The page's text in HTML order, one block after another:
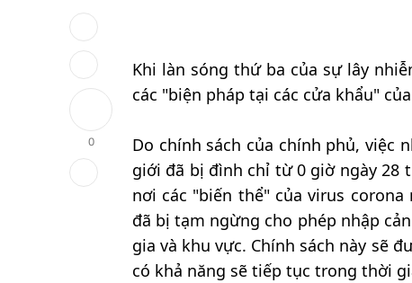
0
Khi làn sóng thứ ba của sự lây
các "biện pháp tại các cửa khẩu"
Do chính sách của chính phủ, việc
giới đã bị đình chỉ từ 0 giờ ngày 28
nơi các "biến thể" của virus
đã bị tạm ngừng cho phép nhập
gia và khu vực. Chính sách này sẽ
có khả năng sẽ tiếp tục trong thời